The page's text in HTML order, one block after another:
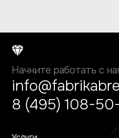
Начните работать с
8 (495) 108-